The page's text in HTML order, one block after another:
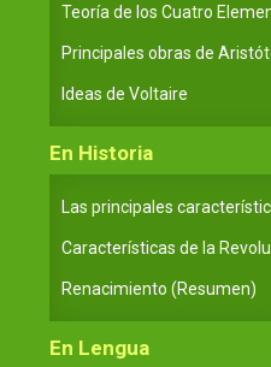
Teoría de los Cuatro
Principales obras de
Ideas de Voltaire
En Historia
Las principales
Características de la
Renacimiento (Resumen)
En Lengua